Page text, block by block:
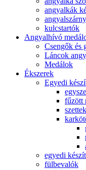
angyalkák
kulcstartók
Angyalhívó
Csengők és
Láncok
Medálok
Ékszerek
Egyedi
fűzött
szettek
egyedi
fülbevalók